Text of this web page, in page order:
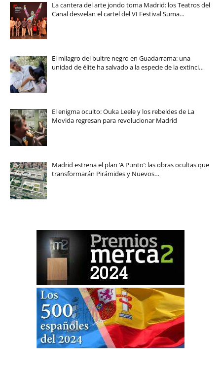
La cantera del arte jondo toma Madrid: los Teatros del
Canal desvelan el cartel del VI Festival Suma…
El milagro del buitre negro en Guadarrama: una
unidad de élite ha salvado a la especie de la extinci…
El enigma oculto: Ouka Leele y los rebeldes de La
Movida regresan para revolucionar Madrid
Madrid estrena el plan ‘A Punto’: las obras ocultas que
transformarán Pirámides y Nuevos…